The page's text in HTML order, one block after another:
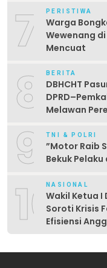
7 PERISTIWA
Warga
Wewenang
Mencuat
8 BERITA
DBHCHT
Melawan
9 TNI & POLRI
‎”Motor Raib
Bekuk Pelaku
10NASIONAL
Wakil Ketua I
Soroti Krisis
Efisiensi